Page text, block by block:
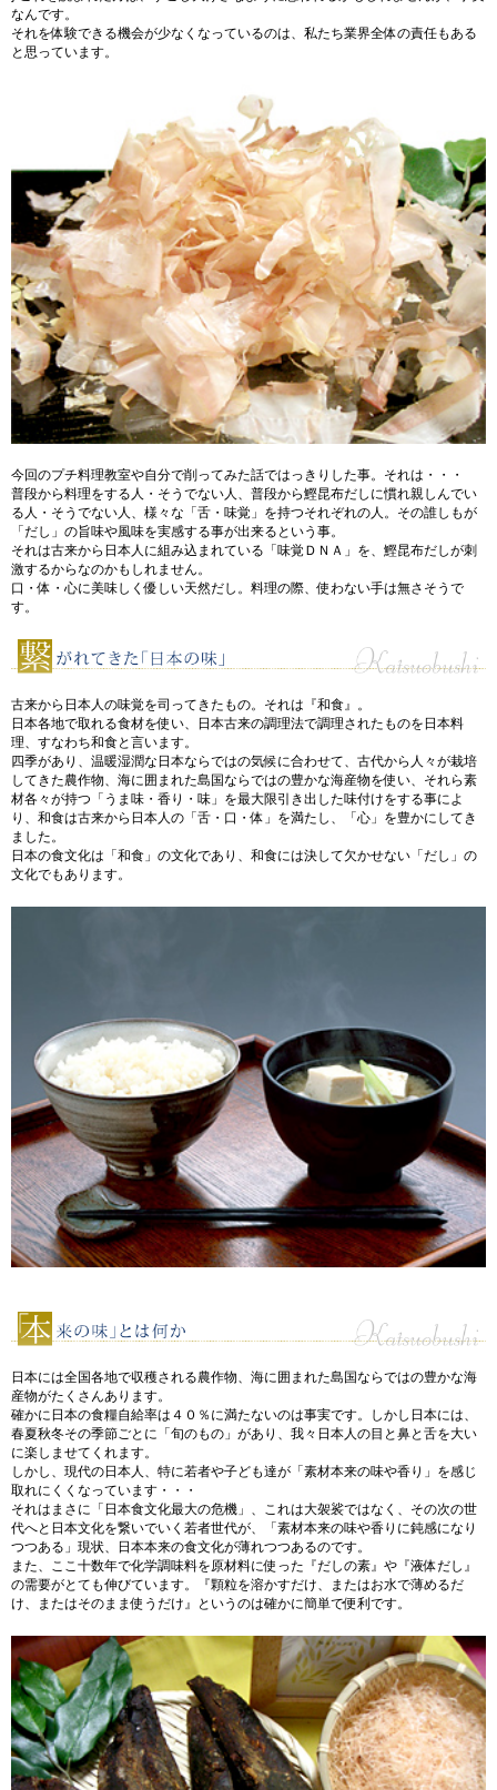
なんです。
それを体験できる機会が少なくなっているのは、私たち業界全体の責任もある
と思っています。
今回のプチ料理教室や自分で削ってみた話ではっきりした事。それは・・・
普段から料理をする人・そうでない人、普段から鰹昆布だしに慣れ親しんでい
る人・そうでない人、様々な「舌・味覚」を持つそれぞれの人。その誰しもが
「だし」の旨味や風味を実感する事が出来るという事。
それは古来から日本人に組み込まれている「味覚ＤＮＡ」を、鰹昆布だしが刺
激するからなのかもしれません。
口・体・心に美味しく優しい天然だし。料理の際、使わない手は無さそうで
す。
古来から日本人の味覚を司ってきたもの。それは『和食』。
日本各地で取れる食材を使い、日本古来の調理法で調理されたものを日本料
理、すなわち和食と言います。
四季があり、温暖湿潤な日本ならではの気候に合わせて、古代から人々が栽培
してきた農作物、海に囲まれた島国ならではの豊かな海産物を使い、それら素
材各々が持つ「うま味・香り・味」を最大限引き出した味付けをする事によ
り、和食は古来から日本人の「舌・口・体」を満たし、「心」を豊かにしてき
ました。
日本の食文化は「和食」の文化であり、和食には決して欠かせない「だし」の
文化でもあります。
日本には全国各地で収穫される農作物、海に囲まれた島国ならではの豊かな海
産物がたくさんあります。
確かに日本の食糧自給率は４０％に満たないのは事実です。しかし日本には、
春夏秋冬その季節ごとに「旬のもの」があり、我々日本人の目と鼻と舌を大い
に楽しませてくれます。
しかし、現代の日本人、特に若者や子ども達が「素材本来の味や香り」を感じ
取れにくくなっています・・・
それはまさに「日本食文化最大の危機」、これは大袈裟ではなく、その次の世
代へと日本文化を繋いでいく若者世代が、「素材本来の味や香りに鈍感になり
つつある」現状、日本本来の食文化が薄れつつあるのです。
また、ここ十数年で化学調味料を原材料に使った『だしの素』や『液体だし』
の需要がとても伸びています。『顆粒を溶かすだけ、またはお水で薄めるだ
け、またはそのまま使うだけ』というのは確かに簡単で便利です。